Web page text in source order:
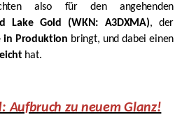
also für den angehenden
Lake Gold (WKN: A3DXMA), der
in Produktion bringt, und dabei einen
hat.
Aufbruch zu neuem Glanz!